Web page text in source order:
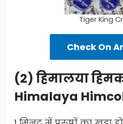
Tiger King
Check On
(2) हिमालया
Himalaya